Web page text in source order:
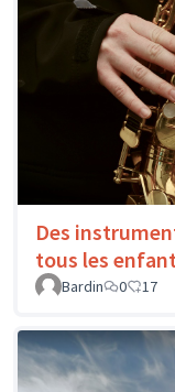
Des
tous les
Bardin
0 17